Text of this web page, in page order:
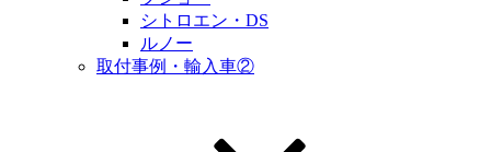
シトロエン・DS
ルノー
取付事例・輸入車②